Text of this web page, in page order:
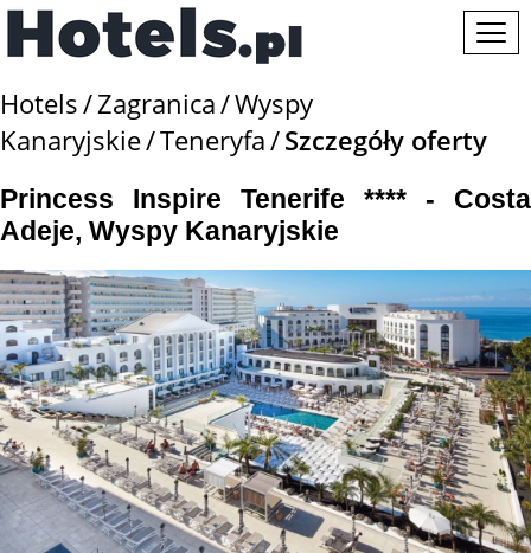
Hotels Zagranica Wyspy
Kanaryjskie Teneryfa Szczegóły oferty
Princess Inspire Tenerife **** - Costa
Adeje, Wyspy Kanaryjskie